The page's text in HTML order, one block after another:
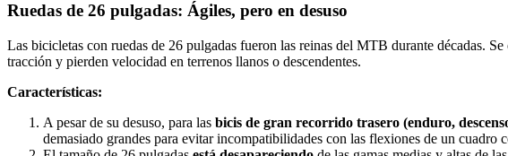
Ruedas de 26 pulgadas: Ágiles, pero en desuso
Las bicicletas con ruedas de 26 pulgadas fueron las reinas del MTB durante décadas. Se
tracción y pierden velocidad en terrenos llanos o descendentes.
Características:
A pesar de su desuso, para las bicis de gran recorrido trasero (enduro,
demasiado grandes para evitar incompatibilidades con las flexiones de un cuadro